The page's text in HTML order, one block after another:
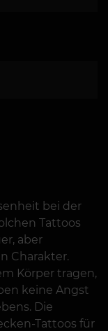
bei der
Tattoos
aber
Charakter.
Körper tragen,
keine Angst
Die
Tattoos für